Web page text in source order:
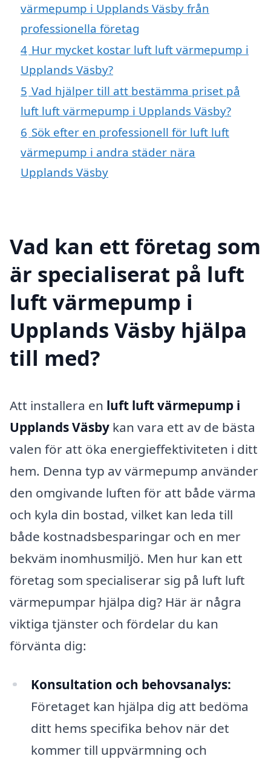
värmepump i Upplands Väsby från
professionella företag
4 Hur mycket kostar luft luft värmepump i
Upplands Väsby?
5 Vad hjälper till att bestämma priset på
luft luft värmepump i Upplands Väsby?
6 Sök efter en professionell för luft luft
värmepump i andra städer nära
Upplands Väsby
Vad kan ett företag som
är specialiserat på luft
luft värmepump i
Upplands Väsby hjälpa
till med?
Att installera en luft luft värmepump i
Upplands Väsby kan vara ett av de bästa
valen för att öka energieffektiviteten i ditt
hem. Denna typ av värmepump använder
den omgivande luften för att både värma
och kyla din bostad, vilket kan leda till
både kostnadsbesparingar och en mer
bekväm inomhusmiljö. Men hur kan ett
företag som specialiserar sig på luft luft
värmepumpar hjälpa dig? Här är några
viktiga tjänster och fördelar du kan
förvänta dig:
Konsultation och behovsanalys:
Företaget kan hjälpa dig att bedöma
ditt hems specifika behov när det
kommer till uppvärmning och